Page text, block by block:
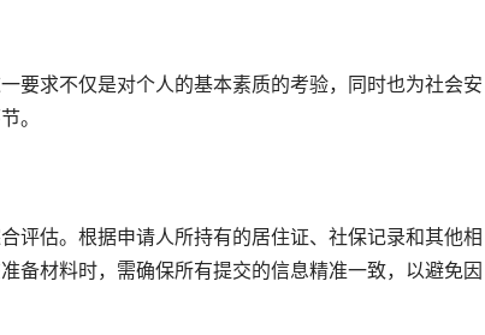
要求不仅是对个人的基本素质的考验，同时也为社会安
。
评估。根据申请人所持有的居住证、社保记录和其他相
备材料时，需确保所有提交的信息精准一致，以避免因